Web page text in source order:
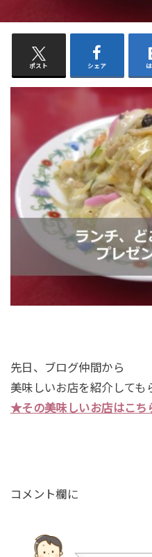
ポスト シェア
先日、ブログ仲間から
美味しいお店を紹介しても
★その美味しいお店はこち
コメント欄に